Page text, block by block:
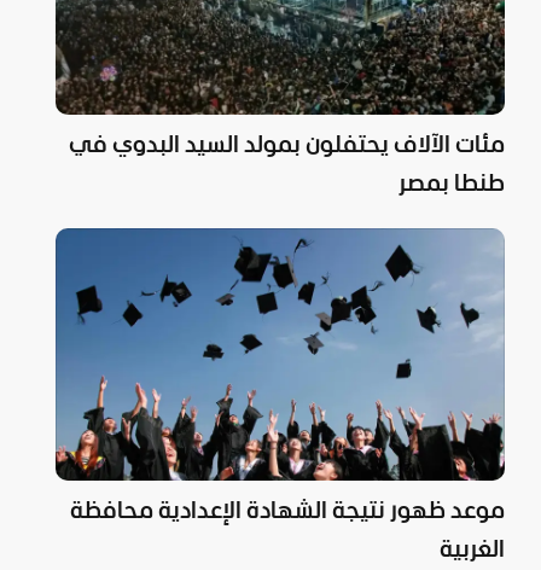
مئات الآلاف يحتفلون بمولد السيد البدوي في
طنطا بمصر
موعد ظهور نتيجة الشهادة الإعدادية محافظة
الغربية